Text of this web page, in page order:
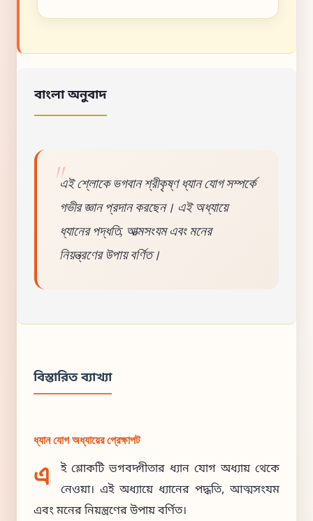
বাংলা অনুবাদ
এই শ্লোকে ভগবান শ্রীকৃষ্ণ ধ্যান যোগ সম্পর্কে
গভীর জ্ঞান প্রদান করছেন। এই অধ্যায়ে
ধ্যানের পদ্ধতি, আত্মসংযম এবং মনের
নিয়ন্ত্রণের উপায় বর্ণিত।
বিস্তারিত ব্যাখ্যা
ধ্যান যোগ অধ্যায়ের প্রেক্ষাপট
এ
ই শ্লোকটি ভগবদ্গীতার ধ্যান যোগ অধ্যায় থেকে
নেওয়া। এই অধ্যায়ে ধ্যানের পদ্ধতি, আত্মসংযম
এবং মনের নিয়ন্ত্রণের উপায় বর্ণিত।